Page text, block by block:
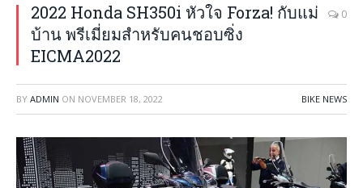
2022 Honda SH350i หัวใจ Forza! กับแม่
บ้าน พรีเมี่ยมสำหรับคนชอบซิ่ง
EICMA2022
0
BY ADMIN ON NOVEMBER 18, 2022 BIKE NEWS